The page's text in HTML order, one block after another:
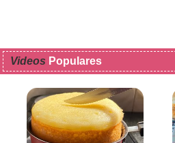
Videos Populares